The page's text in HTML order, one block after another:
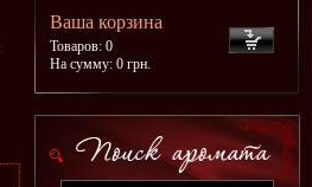
Ваша корзина
Товаров: 0
На сумму: 0 грн.